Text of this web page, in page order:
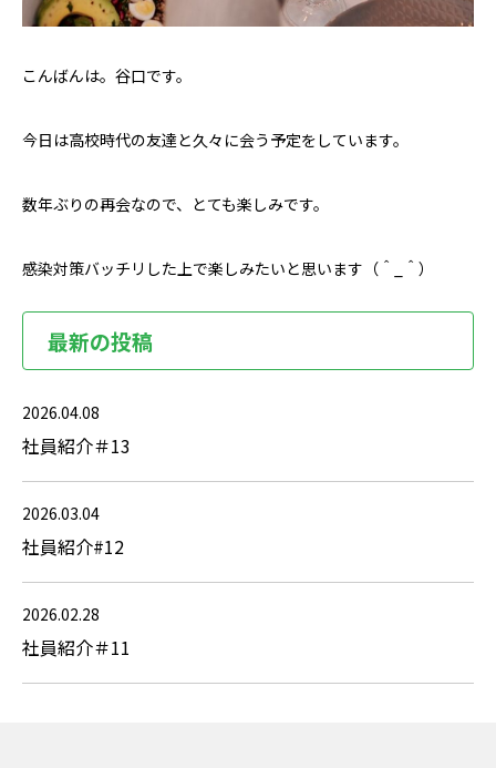
こんばんは。谷口です。
今日は高校時代の友達と久々に会う予定をしています。
数年ぶりの再会なので、とても楽しみです。
感染対策バッチリした上で楽しみたいと思います（＾_＾）
最新の投稿
2026.04.08
社員紹介＃13
2026.03.04
社員紹介#12
2026.02.28
社員紹介＃11